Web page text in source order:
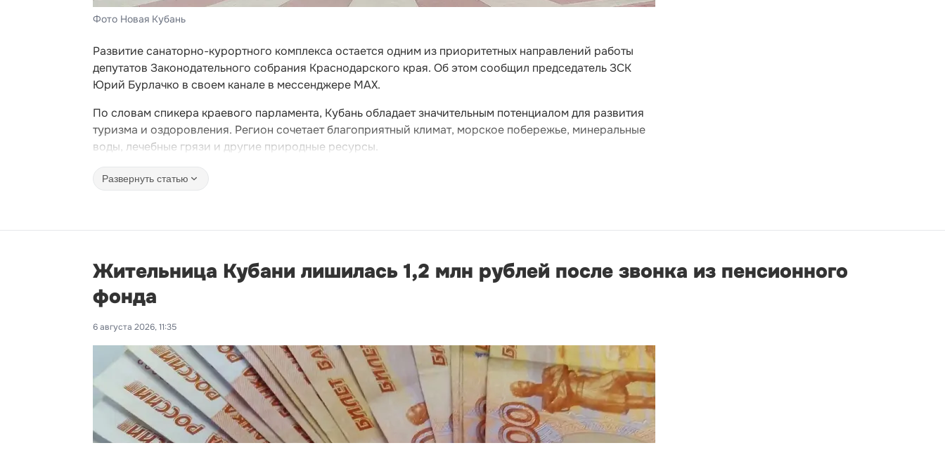
Фото Новая Кубань
Развитие санаторно-курортного комплекса остается одним из приоритетных направлений работы
депутатов Законодательного собрания Краснодарского края. Об этом сообщил председатель ЗСК
Юрий Бурлачко в своем канале в мессенджере MAX.
По словам спикера краевого парламента, Кубань обладает значительным потенциалом для развития
туризма и оздоровления. Регион сочетает благоприятный климат, морское побережье, минеральные
воды, лечебные грязи и другие природные ресурсы.
Развернуть статью
Жительница Кубани лишилась 1,2 млн рублей после звонка из пенсионного
фонда
6 августа 2026, 11:35